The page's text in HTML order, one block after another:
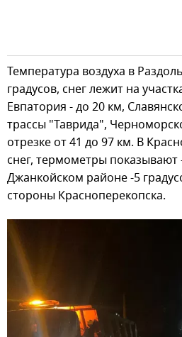
Температура воздуха в
градусов, снег лежит на
Евпатория - до 20 км,
трассы "Таврида",
отрезке от 41 до 97 км. В
снег, термометры показывают
Джанкойском районе -5
стороны Красноперекопска.